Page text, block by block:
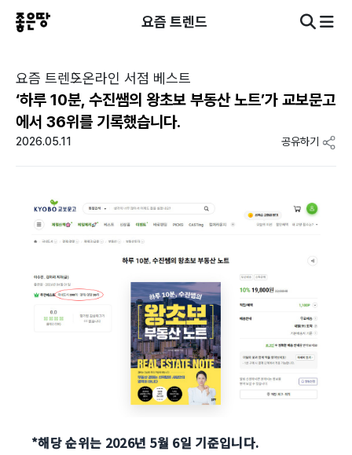
요즘 트렌드
요즘 트렌드온라인 서점 베스트
‘하루 10분, 수진쌤의 왕초보 부동산 노트’가 교보문고
에서 36위를 기록했습니다.
2026.05.11 공유하기
*해당 순위는 2026년 5월 6일 기준입니다.